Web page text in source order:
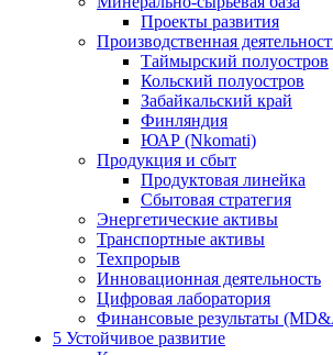
Проекты развития
Производственная
Таймырский полуостров
Кольский полуостров
Забайкальский край
Финляндия
ЮАР (Nkomati)
Продукция и сбыт
Продуктовая линейка
Сбытовая стратегия
Энергетические активы
Транспортные активы
Техпрорыв
Инновационная деятельность
Цифровая лаборатория
Финансовые результаты
5 Устойчивое развитие